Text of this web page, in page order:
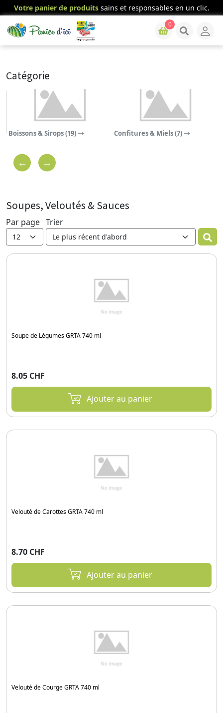
Votre panier de produitssains et responsables en un clic.
0
Catégorie
Boissons & Sirops (19) Confitures & Miels (7)
Soupes, Veloutés & Sauces
Par page Trier
Soupe de Légumes GRTA 740 ml
8.05 CHF
Ajouter au panier
Velouté de Carottes GRTA 740 ml
8.70 CHF
Ajouter au panier
Velouté de Courge GRTA 740 ml